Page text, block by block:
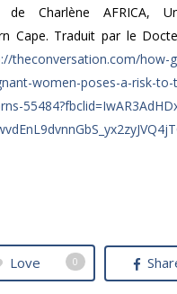
de Charlène AFRICA,
Cape. Traduit par le
theconversation.com/how-
women-poses-a-risk-to-
Love 0